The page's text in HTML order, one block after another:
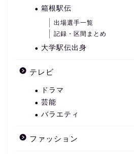
箱根駅伝
出場選手一覧
記録・区間まとめ
大学駅伝出身
テレビ
ドラマ
芸能
バラエティ
ファッション